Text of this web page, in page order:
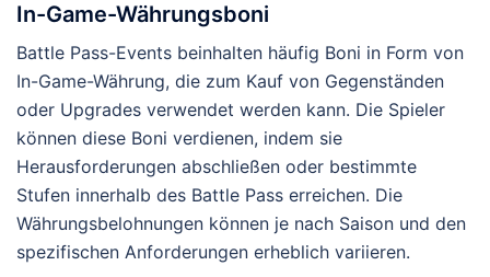
In-Game-Währungsboni
Battle Pass-Events beinhalten häufig Boni in Form von
In-Game-Währung, die zum Kauf von Gegenständen
oder Upgrades verwendet werden kann. Die Spieler
können diese Boni verdienen, indem sie
Herausforderungen abschließen oder bestimmte
Stufen innerhalb des Battle Pass erreichen. Die
Währungsbelohnungen können je nach Saison und den
spezifischen Anforderungen erheblich variieren.